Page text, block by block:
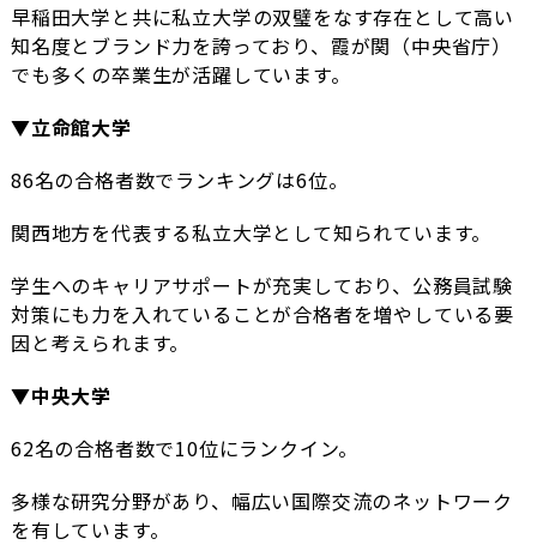
早稲田大学と共に私立大学の双璧をなす存在として高い
知名度とブランド力を誇っており、霞が関（中央省庁）
でも多くの卒業生が活躍しています。
▼立命館大学
86名の合格者数でランキングは6位。
関西地方を代表する私立大学として知られています。
学生へのキャリアサポートが充実しており、公務員試験
対策にも力を入れていることが合格者を増やしている要
因と考えられます。
▼中央大学
62名の合格者数で10位にランクイン。
多様な研究分野があり、幅広い国際交流のネットワーク
を有しています。